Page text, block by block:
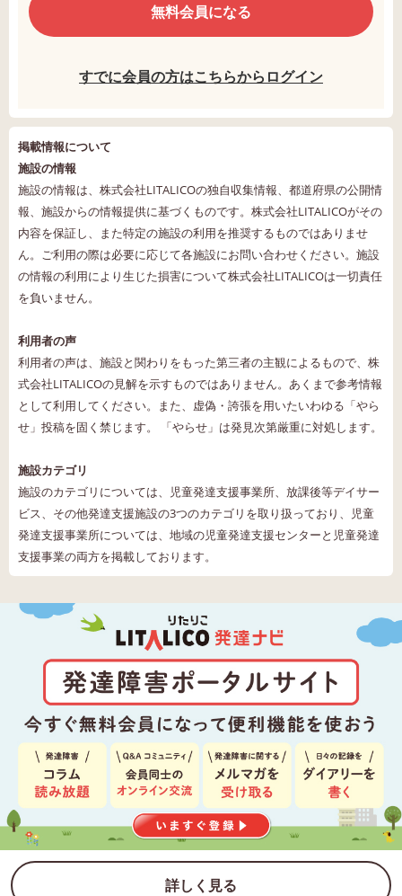
無料会員になる
すでに会員の方はこちらからログイン
掲載情報について
施設の情報
施設の情報は、株式会社LITALICOの独自収集情報、都道府県の公開情
報、施設からの情報提供に基づくものです。株式会社LITALICOがその
内容を保証し、また特定の施設の利用を推奨するものではありませ
ん。ご利用の際は必要に応じて各施設にお問い合わせください。施設
の情報の利用により生じた損害について株式会社LITALICOは一切責任
を負いません。
利用者の声
利用者の声は、施設と関わりをもった第三者の主観によるもので、株
式会社LITALICOの見解を示すものではありません。あくまで参考情報
として利用してください。また、虚偽・誇張を用いたいわゆる「やら
せ」投稿を固く禁じます。 「やらせ」は発見次第厳重に対処します。
施設カテゴリ
施設のカテゴリについては、児童発達支援事業所、放課後等デイサー
ビス、その他発達支援施設の3つのカテゴリを取り扱っており、児童
発達支援事業所については、地域の児童発達支援センターと児童発達
支援事業の両方を掲載しております。
詳しく見る